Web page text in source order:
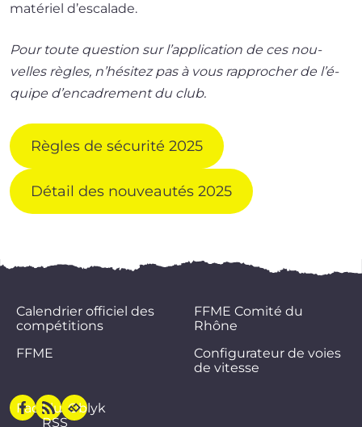
maté­riel d’escalade.
Pour toute ques­tion sur l’ap­pli­ca­tion de ces nou­
velles règles, n’hé­si­tez pas à vous rap­pro­cher de l’é­
quipe d’en­ca­dre­ment du club.
Règles de sécu­ri­té 2025
Détail des nou­veau­tés 2025
Calendrier officiel des
compétitions
FFME
FFME Comité du
Rhône
Configurateur de voies
de vitesse
Facebook
Flux
RSS
Oblyk